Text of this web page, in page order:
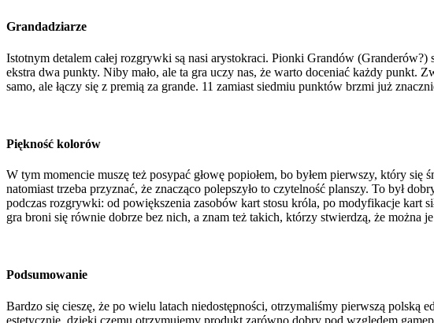
Grandadziarze
Istotnym detalem całej rozgrywki są nasi arystokraci. Pionki Grandów
ekstra dwa punkty. Niby mało, ale ta gra uczy nas, że warto doceniać każdy punkt.
samo, ale łączy się z premią za grande. 11 zamiast siedmiu punktów brzmi już
Piękność kolorów
W tym momencie muszę też posypać głowę popiołem, bo byłem pierwszy, który
natomiast trzeba przyznać, że znacząco polepszyło to czytelność planszy. To był
podczas rozgrywki: od powiększenia zasobów kart stosu króla, po modyfikacje kart
gra broni się równie dobrze bez nich, a znam też takich, którzy stwierdzą, że można
Podsumowanie
Bardzo się cieszę, że po wielu latach niedostępności, otrzymaliśmy pierwszą polską
estetycznie, dzięki czemu otrzymujemy produkt zarówno dobry pod względem